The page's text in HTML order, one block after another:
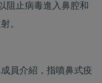
阻止病毒進入鼻腔和
。
員介紹，指噴鼻式疫